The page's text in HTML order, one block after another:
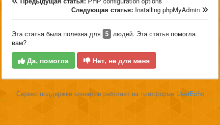
Следующая статья: Installing phpMyAdmin
Эта статья была полезна для 5 людей. Эта статья помогла
вам?
Да, помогла Нет, не для меня
Сервис поддержки клиентов работает на платформе UserEcho